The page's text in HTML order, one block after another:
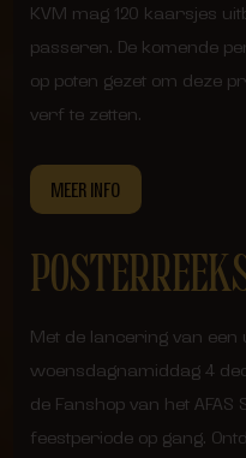
KVM mag 120 kaarsjes
passeren. De komende
op poten gezet om deze
verf te zetten.
MEER INFO
Met de lancering van
woensdagnamiddag 4
de Fanshop van het
feestperiode op gang.